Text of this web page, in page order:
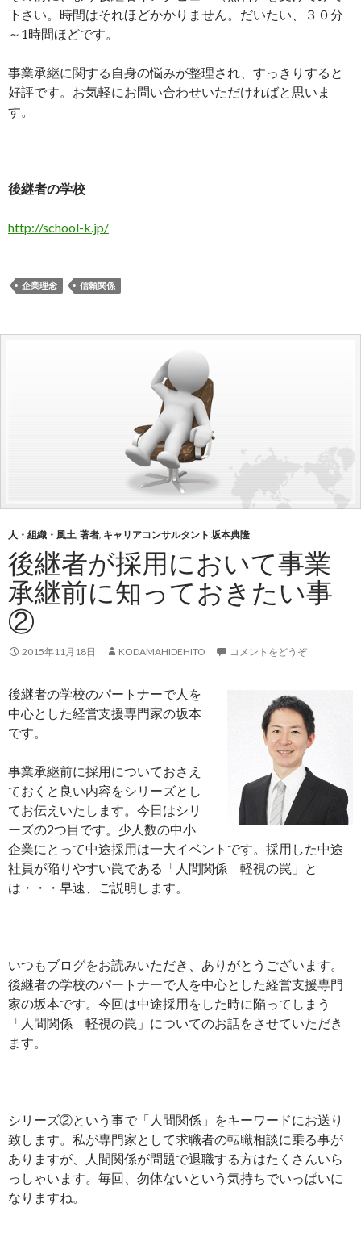
下さい。時間はそれほどかかりません。だいたい、３０分
～1時間ほどです。
事業承継に関する自身の悩みが整理され、すっきりすると
好評です。お気軽にお問い合わせいただければと思いま
す。
後継者の学校
http://school-k.jp/
企業理念 信頼関係
人・組織・風土, 著者, キャリアコンサルタント 坂本典隆
後継者が採用において事業
承継前に知っておきたい事
②
2015年11月18日 KODAMAHIDEHITO コメントをどうぞ
後継者の学校のパートナーで人を
中心とした経営支援専門家の坂本
です。
事業承継前に採用についておさえ
ておくと良い内容をシリーズとし
てお伝えいたします。今日はシリ
ーズの2つ目です。少人数の中小
企業にとって中途採用は一大イベントです。採用した中途
社員が陥りやすい罠である「人間関係 軽視の罠」と
は・・・早速、ご説明します。
いつもブログをお読みいただき、ありがとうございます。
後継者の学校のパートナーで人を中心とした経営支援専門
家の坂本です。今回は中途採用をした時に陥ってしまう
「人間関係 軽視の罠」についてのお話をさせていただき
ます。
シリーズ②という事で「人間関係」をキーワードにお送り
致します。私が専門家として求職者の転職相談に乗る事が
ありますが、人間関係が問題で退職する方はたくさんいら
っしゃいます。毎回、勿体ないという気持ちでいっぱいに
なりますね。